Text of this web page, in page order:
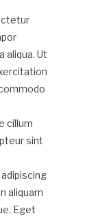
aliqua. Ut
cillum
sint
aliquam
Eget